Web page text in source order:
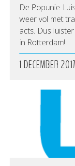
De Popunie
weer vol met
acts. Dus
in Rotterdam!
1 DECEMBER 2017